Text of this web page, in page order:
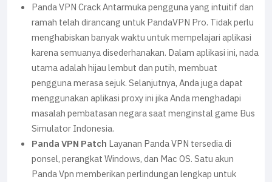
Panda VPN Crack Antarmuka pengguna yang intuitif dan
ramah telah dirancang untuk PandaVPN Pro. Tidak perlu
menghabiskan banyak waktu untuk mempelajari aplikasi
karena semuanya disederhanakan. Dalam aplikasi ini, nada
utama adalah hijau lembut dan putih, membuat
pengguna merasa sejuk. Selanjutnya, Anda juga dapat
menggunakan aplikasi proxy ini jika Anda menghadapi
masalah pembatasan negara saat menginstal game Bus
Simulator Indonesia.
Panda VPN Patch Layanan Panda VPN tersedia di
ponsel, perangkat Windows, dan Mac OS. Satu akun
Panda Vpn memberikan perlindungan lengkap untuk